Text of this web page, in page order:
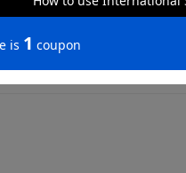
ジャスター仕様 オールシ